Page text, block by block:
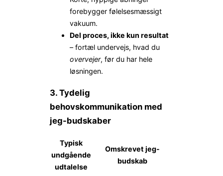
forebygger følelsesmæssigt
vakuum.
Del proces, ikke kun resultat
– fortæl undervejs, hvad du
overvejer, før du har hele
løsningen.
3. Tydelig
behovskommunikation med
jeg-budskaber
Typisk
undgående
udtalelse
Omskrevet jeg-
budskab